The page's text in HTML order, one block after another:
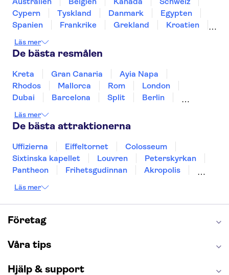
Benagil-grottan
Moriska slottet
Cypern
Tyskland Danmark
Egypten
Spanien
Frankrike Grekland
Kroatien
Sverige
Thailand
Läs mer
De bästa resmålen
Kreta Gran Canaria
Ayia Napa
Rhodos
Mallorca Rom
London
Dubai
Barcelona Split
Berlin
Gdansk
Oslo Helsingfors
Helsingborg
Läs mer
De bästa attraktionerna
Uffizierna Eiffeltornet
Colosseum
Sixtinska kapellet
Louvren
Peterskyrkan
Pantheon
Frihetsgudinnan
Akropolis
Burj Khalifa
Saltgruvan i Wieliczka
Alhambra
Caminito del Rey
London Dungeon
Läs mer
Företag
Våra tips
Hjälp & support